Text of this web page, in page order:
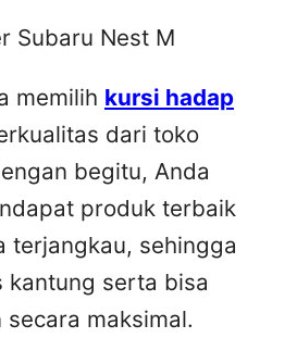
Subaru Nest M
memilih kursi hadap
dari toko
begitu, Anda
produk terbaik
terjangkau, sehingga
kantung serta bisa
maksimal.